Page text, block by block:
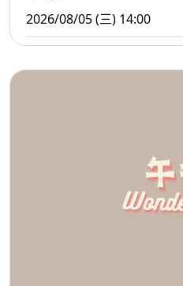
2026/08/05 (三) 14:00